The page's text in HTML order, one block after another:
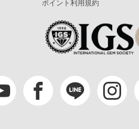
ポイント利用規約